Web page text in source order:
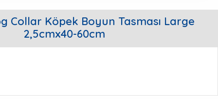
Collar Köpek Boyun Tasması Large
2,5cmx40-60cm